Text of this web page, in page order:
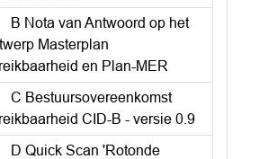
B Nota van Antwoord op het
Masterplan
en Plan-MER
C Bestuursovereenkomst
CID-B - versie 0.9
D Quick Scan 'Rotonde